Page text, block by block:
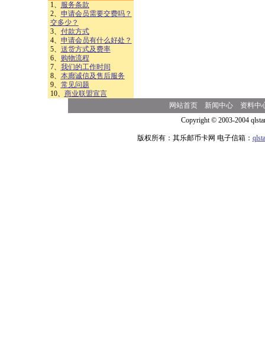
1、
服务条款
2、 申请会员需要交费吗？
交多少？
3、 付款方式
4、 申请会员有什么好处？
5、 送货方式及费率
6、
购物流程
7、 我们的工作时间
8、 本廊诚信及售后服务
9、 常见问题
10、 商业联盟宣言
网站首页 新闻中心
资料中
Copyright © 2003-2004
版权所有：其乐邮币卡网 电子信箱：